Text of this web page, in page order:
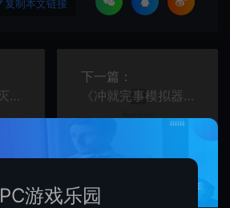
复制本文链接
《自杀小队：消灭正义联盟》第四赛季最新角色“丧钟”
下一篇：
《冲就完事模拟器》发布2024圣诞档免费溜冰场DLC
PC游戏乐园